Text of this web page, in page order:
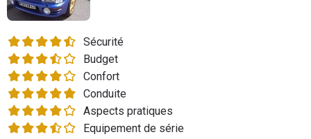
Flottes
Auto
Services
Forum
Sécurité
Budget
Confort
Conduite
Aspects pratiques
Equipement de série